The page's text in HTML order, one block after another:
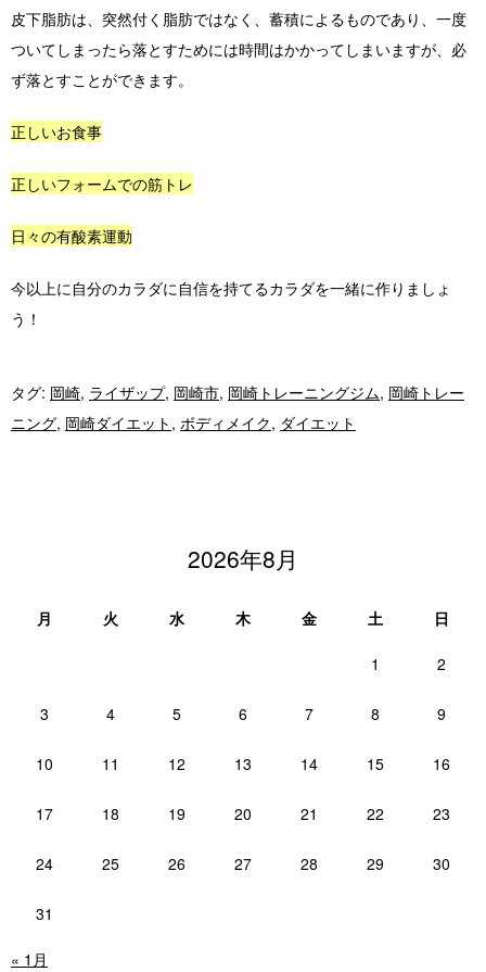
皮下脂肪は、突然付く脂肪ではなく、蓄積によるものであり、一度
ついてしまったら落とすためには時間はかかってしまいますが、必
ず落とすことができます。
正しいお食事
正しいフォームでの筋トレ
日々の有酸素運動
今以上に自分のカラダに自信を持てるカラダを一緒に作りましょ
う！
タグ: 岡崎, ライザップ, 岡崎市, 岡崎トレーニングジム, 岡崎トレー
ニング, 岡崎ダイエット , ボディメイク, ダイエット
2026年8月
月 火 水 木 金 土 日
1 2
3 4 5 6 7 8 9
10 11 12 13 14 15 16
17 18 19 20 21 22 23
24 25 26 27 28 29 30
31
« 1月